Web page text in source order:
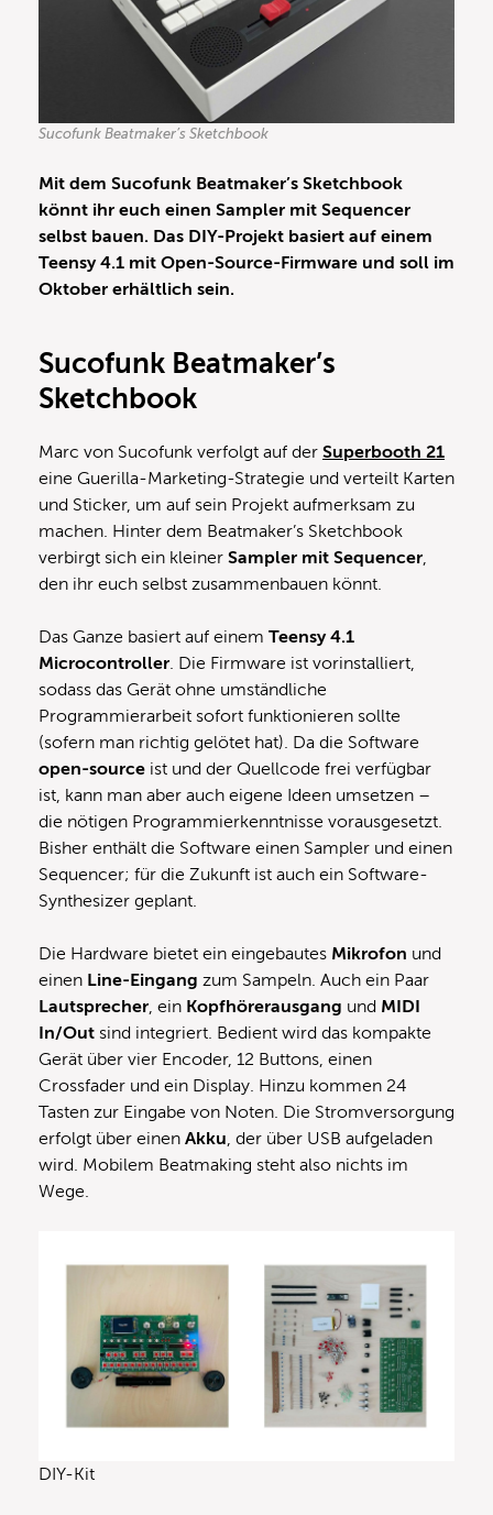
Sucofunk Beatmaker’s Sketchbook
Mit dem Sucofunk Beatmaker’s Sketchbook
könnt ihr euch einen Sampler mit Sequencer
selbst bauen. Das DIY-Projekt basiert auf einem
Teensy 4.1 mit Open-Source-Firmware und soll im
Oktober erhältlich sein.
Sucofunk Beatmaker’s
Sketchbook
Marc von Sucofunk verfolgt auf der Superbooth 21
eine Guerilla-Marketing-Strategie und verteilt Karten
und Sticker, um auf sein Projekt aufmerksam zu
machen. Hinter dem Beatmaker’s Sketchbook
verbirgt sich ein kleiner Sampler mit Sequencer,
den ihr euch selbst zusammenbauen könnt.
Das Ganze basiert auf einem Teensy 4.1
Microcontroller. Die Firmware ist vorinstalliert,
sodass das Gerät ohne umständliche
Programmierarbeit sofort funktionieren sollte
(sofern man richtig gelötet hat). Da die Software
open-source ist und der Quellcode frei verfügbar
ist, kann man aber auch eigene Ideen umsetzen –
die nötigen Programmierkenntnisse vorausgesetzt.
Bisher enthält die Software einen Sampler und einen
Sequencer; für die Zukunft ist auch ein Software-
Synthesizer geplant.
Die Hardware bietet ein eingebautes Mikrofon und
einen Line-Eingang zum Sampeln. Auch ein Paar
Lautsprecher, ein Kopfhörerausgang und MIDI
In/Out sind integriert. Bedient wird das kompakte
Gerät über vier Encoder, 12 Buttons, einen
Crossfader und ein Display. Hinzu kommen 24
Tasten zur Eingabe von Noten. Die Stromversorgung
erfolgt über einen Akku, der über USB aufgeladen
wird. Mobilem Beatmaking steht also nichts im
Wege.
DIY-Kit